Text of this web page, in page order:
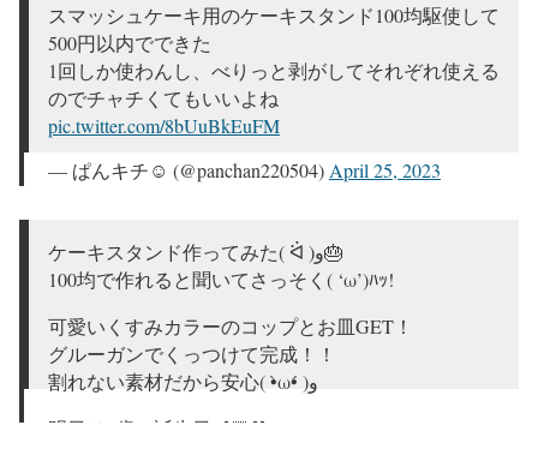
スマッシュケーキ用のケーキスタンド100均駆使して
500円以内でできた
1回しか使わんし、べりっと剥がしてそれぞれ使える
のでチャチくてもいいよね
pic.twitter.com/8bUuBkEuFM
— ぱんキチ☺︎ (@panchan220504) April 25, 2023
ケーキスタンド作ってみた( ᐛ )و🎂
100均で作れると聞いてさっそく( ‘ω’)ﾊｯ!
可愛いくすみカラーのコップとお皿GET！
グルーガンでくっつけて完成！！
割れない素材だから安心( •̀ω•́ )و
明日は1歳の誕生日👶🏻💙